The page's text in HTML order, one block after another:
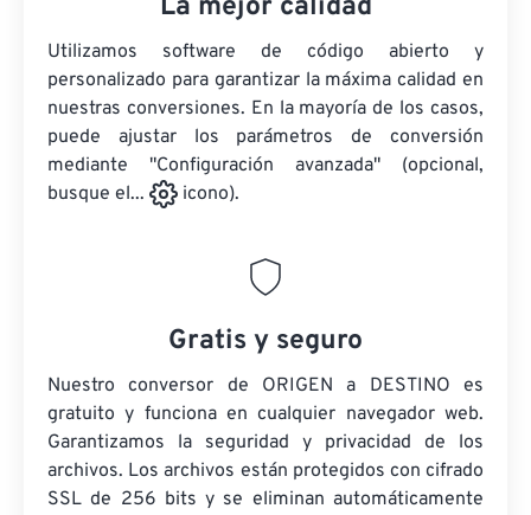
La mejor calidad
Utilizamos software de código abierto y
personalizado para garantizar la máxima calidad en
nuestras conversiones. En la mayoría de los casos,
puede ajustar los parámetros de conversión
mediante "Configuración avanzada" (opcional,
busque el...
icono).
Gratis y seguro
Nuestro conversor de ORIGEN a DESTINO es
gratuito y funciona en cualquier navegador web.
Garantizamos la seguridad y privacidad de los
archivos. Los archivos están protegidos con cifrado
SSL de 256 bits y se eliminan automáticamente